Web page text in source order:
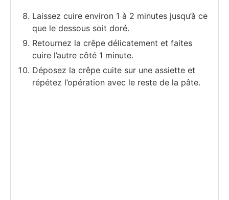
Laissez cuire environ 1 à 2 minutes jusqu’à ce
que le dessous soit doré.
Retournez la crêpe délicatement et faites
cuire l’autre côté 1 minute.
Déposez la crêpe cuite sur une assiette et
répétez l’opération avec le reste de la pâte.